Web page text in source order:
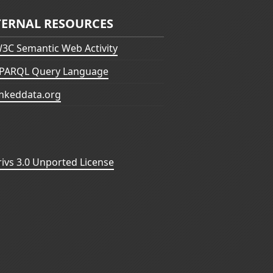
RESOURCES
Semantic Web Activity
Query Language
3.0 Unported License